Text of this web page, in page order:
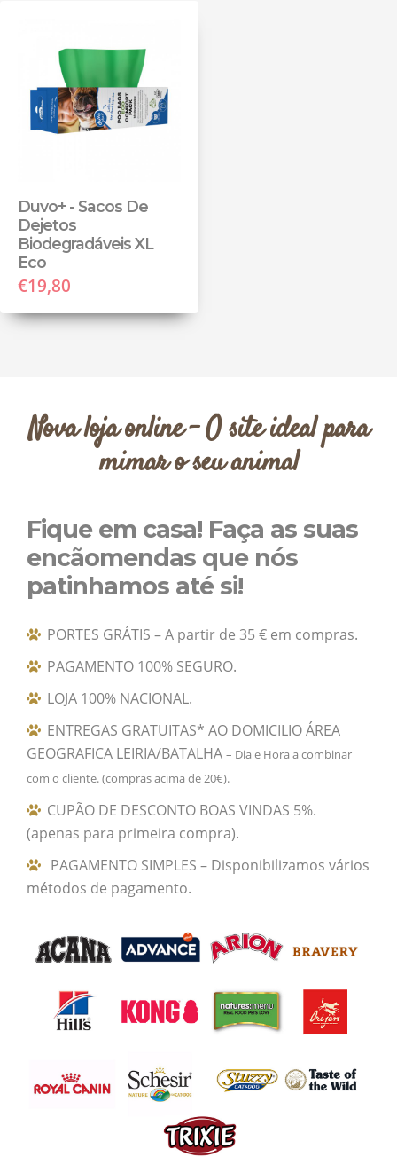
Duvo+ - Sacos De
Dejetos
Biodegradáveis XL
Eco
€19,80
Nova loja online - O site ideal para
mimar o seu animal
Fique em casa! Faça as suas
encãomendas que nós
patinhamos até si!
PORTES GRÁTIS – A partir de 35 € em compras.
PAGAMENTO 100% SEGURO.
LOJA 100% NACIONAL.
ENTREGAS GRATUITAS* AO DOMICILIO ÁREA
GEOGRAFICA LEIRIA/BATALHA – Dia e Hora a combinar
com o cliente. (compras acima de 20€).
CUPÃO DE DESCONTO BOAS VINDAS 5%.
(apenas para primeira compra).
PAGAMENTO SIMPLES – Disponibilizamos vários
métodos de pagamento.